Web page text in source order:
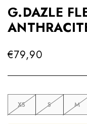
G.DAZLE
€79,90
XS S M